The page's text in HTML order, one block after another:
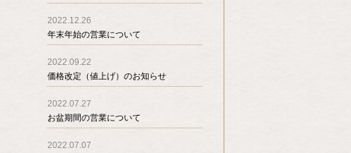
2022.12.26
年末年始の営業について
2022.09.22
価格改定（値上げ）のお知らせ
2022.07.27
お盆期間の営業について
2022.07.07